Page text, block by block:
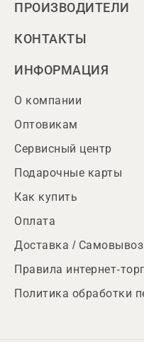
ПРОИЗВОДИТЕЛИ
КОНТАКТЫ
ИНФОРМАЦИЯ
О компании
Оптовикам
Сервисный центр
Подарочные карты
Как купить
Оплата
Доставка / Самовывоз
Правила интернет-
Политика обработки